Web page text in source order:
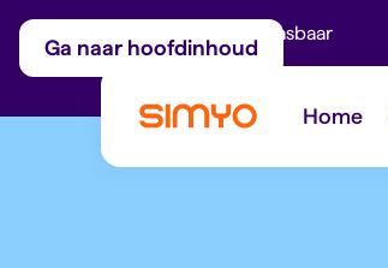
Ga naar hoofdinhoud
Maandelijks aanpasbaar
Home